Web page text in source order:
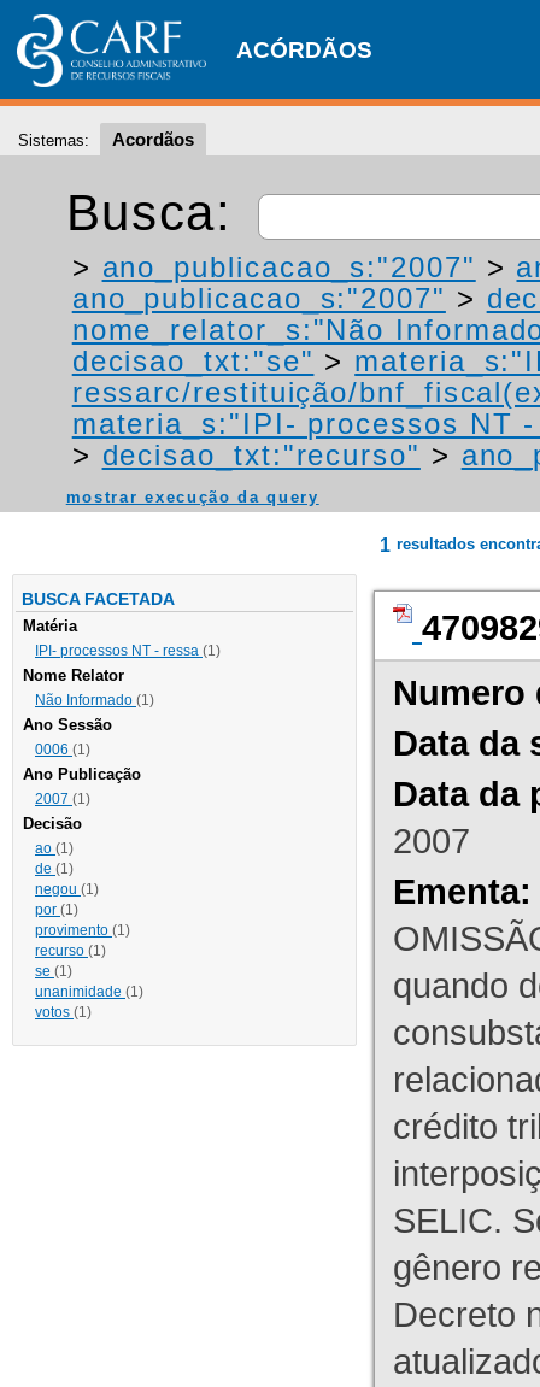
ACÓRDÃOS
Sistemas: Acordãos
Busca:
> ano_publicacao_s:"2007" >
ano_publicacao_s:"2007" >
nome_relator_s:"Não
decisao_txt:"se" >
ressarc/restituição/
materia_s:"IPI- processos NT
> decisao_txt:"recurso" >
mostrar execução da query
BUSCA FACETADA
Matéria
IPI- processos NT - ressa (1)
Nome Relator
Não Informado (1)
Ano Sessão
0006 (1)
Ano Publicação
2007 (1)
Decisão
ao (1)
de (1)
negou (1)
por (1)
provimento (1)
recurso (1)
se (1)
unanimidade (1)
votos (1)
1 resultados
Numero
Data da
Data da
2007
Ementa:
quando
crédito
SELIC.
gênero
Decreto